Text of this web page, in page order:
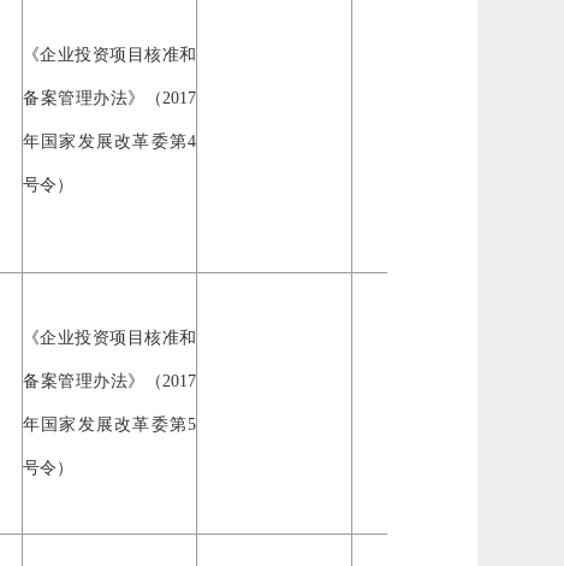
《企业投资项目核准和
备案管理办法》（2017
年国家发展改革委第4
号令）
《企业投资项目核准和
备案管理办法》（2017
年国家发展改革委第5
号令）